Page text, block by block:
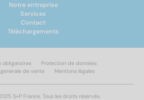
Notre entreprise
Services
Contact
Téléchargements
S+P France. Tous les droits réservés.
obligatoires
Protection de données
de vente
Mentions légales